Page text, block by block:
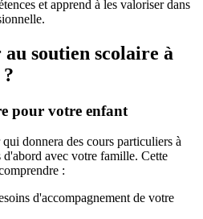
et apprend à les valoriser dans
soutien scolaire à
pour votre enfant
donnera des cours particuliers à
avec votre famille. Cette
:
d'accompagnement de votre